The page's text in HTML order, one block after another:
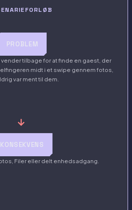
PROBLEM
vender tilbage for at finde en gaest, der
midt i et swipe gennem fotos,
var ment til dem.
→
KONSEKVENS
Filer eller delt enhedsadgang.